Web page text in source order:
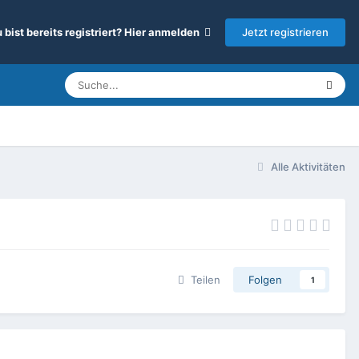
bist bereits registriert? Hier anmelden Jetzt registrieren
Alle Aktivitäten
Teilen Folgen 1